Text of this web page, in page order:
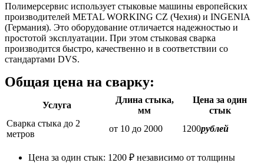
Полимерсервис использует стыковые машины европейских
производителей METAL WORKING CZ (Чехия) и INGENIA
(Германия). Это оборудование отличается надежностью и
простотой эксплуатации. При этом стыковая сварка
производится быстро, качественно и в соответствии со
стандартами DVS.
Общая цена на сварку:
Услуга
Длина стыка,
мм
Цена за один
стык
Сварка стыка до 2
метров
от 10 до 2000 1200рублей
Цена за один стык: 1200 ₽ независимо от толщины